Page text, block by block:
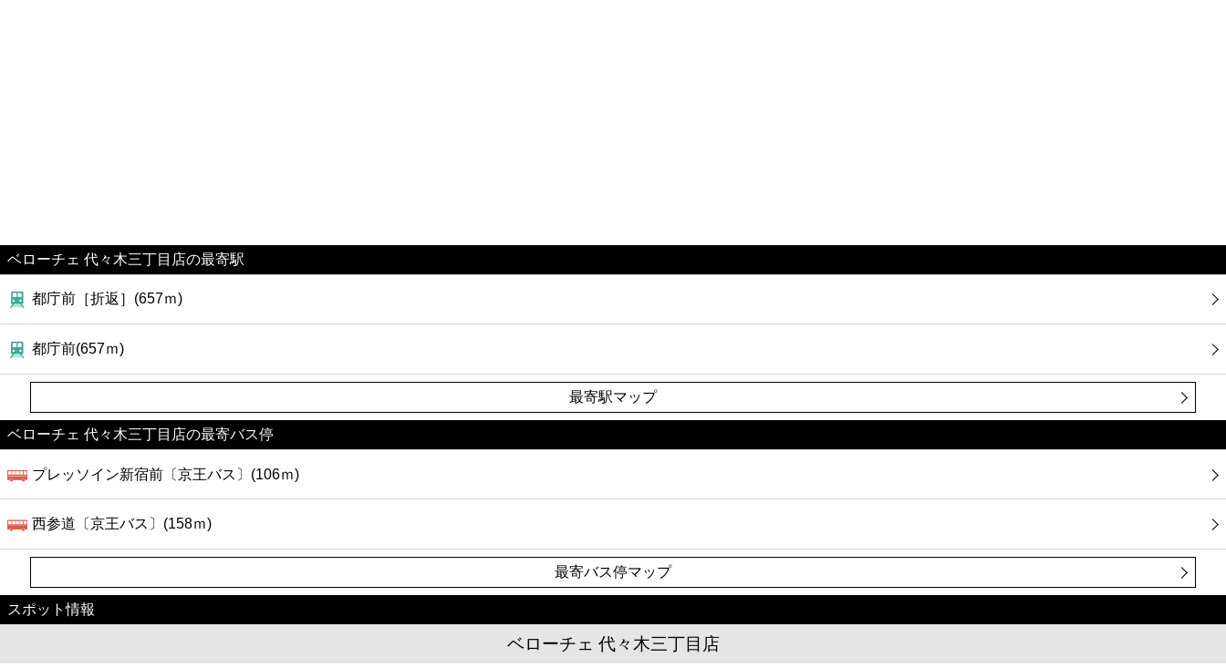
ベローチェ 代々木三丁目店の最寄駅
都庁前［折返］(657ｍ)
都庁前(657ｍ)
最寄駅マップ
ベローチェ 代々木三丁目店の最寄バス停
プレッソイン新宿前〔京王バス〕(106ｍ)
西参道〔京王バス〕(158ｍ)
最寄バス停マップ
スポット情報
ベローチェ 代々木三丁目店